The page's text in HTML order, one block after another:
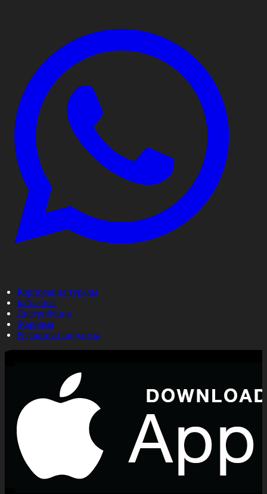
Корпорация туралы
Байланыс
Дистрибуция
Жарнама
Редакция стандарты